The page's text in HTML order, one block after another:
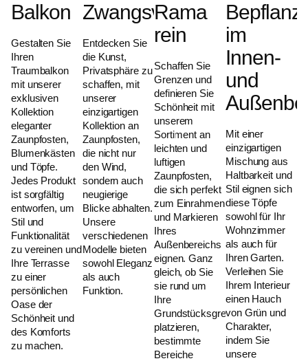
Balkon
Gestalten Sie
Ihren
Traumbalkon
mit unserer
exklusiven
Kollektion
eleganter
Zaunpfosten,
Blumenkästen
und Töpfe.
Jedes Produkt
ist sorgfältig
entworfen, um
Stil und
Funktionalität
zu vereinen und
Ihre Terrasse
zu einer
persönlichen
Oase der
Schönheit und
des Komforts
zu machen.
Zwangsvollstreckung
Entdecken Sie
die Kunst,
Privatsphäre zu
schaffen, mit
unserer
einzigartigen
Kollektion an
Zaunpfosten,
die nicht nur
den Wind,
sondern auch
neugierige
Blicke abhalten.
Unsere
verschiedenen
Modelle bieten
sowohl Eleganz
als auch
Funktion.
Rama
rein
Schaffen Sie
Grenzen und
definieren Sie
Schönheit mit
unserem
Sortiment an
leichten und
luftigen
Zaunpfosten,
die sich perfekt
zum Einrahmen
und Markieren
Ihres
Außenbereichs
eignen. Ganz
gleich, ob Sie
sie rund um
Ihre
Grundstücksgrenze
platzieren,
bestimmte
Bereiche
im
Innen-
und
Mit einer
einzigartigen
Mischung aus
Haltbarkeit und
Stil eignen sich
diese Töpfe
sowohl für Ihr
Wohnzimmer
als auch für
Ihren Garten.
Verleihen Sie
Ihrem Interieur
einen Hauch
von Grün und
Charakter,
indem Sie
unsere